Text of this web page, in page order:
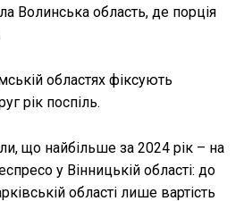
Волинська область, де порція
областях фіксують
рік поспіль.
що найбільше за 2024 рік – на
у Вінницькій області: до
області лише вартість